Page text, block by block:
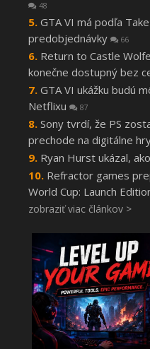
48
GTA VI má podľa
predobjednávky
66
Return to Castle
konečne dostupný bez
GTA VI ukážku budú
Netflixu
87
Sony tvrdí, že PS
prechode na digitálne
Ryan Hurst ukázal,
Refractor games
World Cup: Launch
zobraziť viac článkov >